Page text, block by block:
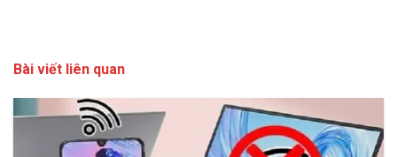
Bài viết liên quan